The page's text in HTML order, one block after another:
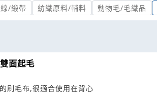
/緞帶 紡織原料/輔料 動物毛/毛織品
面起毛
限公司 觸感柔軟的刷毛布,很適合使用在背心